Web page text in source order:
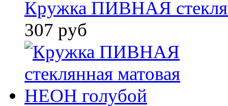
Кружка ПИВНАЯ
307 руб